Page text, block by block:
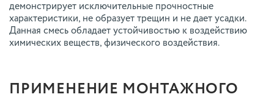
демонстрирует исключительные прочностные
характеристики, не образует трещин и не дает усадки.
Данная смесь обладает устойчивостью к воздействию
химических веществ, физического воздействия.
ПРИМЕНЕНИЕ МОНТАЖНОГО